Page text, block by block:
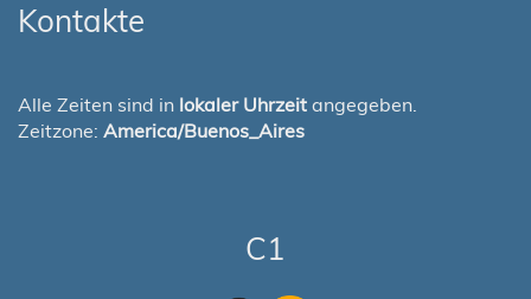
Kontakte
Alle Zeiten sind in lokaler Uhrzeit angegeben.
Zeitzone: America/Buenos_Aires
C1